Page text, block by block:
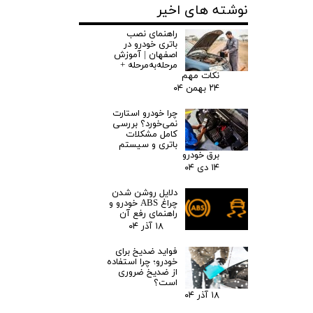
نوشته های اخیر
راهنمای نصب
باتری خودرو در
اصفهان | آموزش
مرحله‌به‌مرحله +
نکات مهم
۲۴ بهمن ۰۴
چرا خودرو استارت
نمی‌خورد؟ بررسی
کامل مشکلات
باتری و سیستم
برق خودرو
۱۴ دی ۰۴
دلایل روشن شدن
چراغ ABS خودرو و
راهنمای رفع آن
۱۸ آذر ۰۴
فواید ضدیخ برای
خودرو؛ چرا استفاده
از ضدیخ ضروری
است؟
۱۸ آذر ۰۴